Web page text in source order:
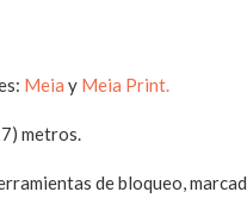
Meia y Meia Print.
metros.
de bloqueo,